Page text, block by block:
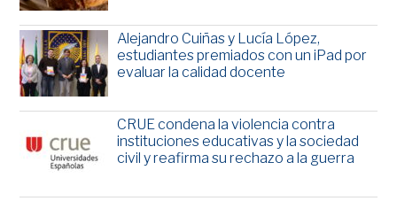
Alejandro Cuiñas y Lucía López,
estudiantes premiados con un iPad por
evaluar la calidad docente
CRUE condena la violencia contra
instituciones educativas y la sociedad
civil y reafirma su rechazo a la guerra